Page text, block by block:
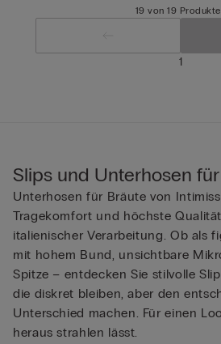
19 von 19
1
Slips und Unterhosen
Unterhosen für Bräute von
Tragekomfort und höchste
italienischer Verarbeitung. Ob als
mit hohem Bund, unsichtbare
Spitze – entdecken Sie stilvolle
die diskret bleiben, aber den
Unterschied machen. Für einen
heraus strahlen lässt.